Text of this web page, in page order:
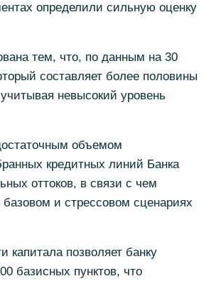
определили сильную оценку
тем, что, по данным на 30
составляет более половины
невысокий уровень
объемом
кредитных линий Банка
оттоков, в связи с чем
и стрессовом сценариях
позволяет банку
базисных пунктов, что